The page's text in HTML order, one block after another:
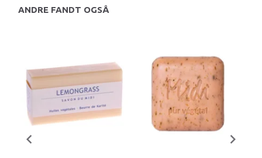
ANDRE FANDT OGSÅ